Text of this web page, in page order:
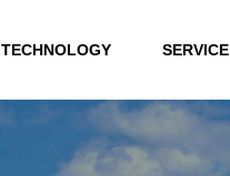
TECHNOLOGY SERVICE